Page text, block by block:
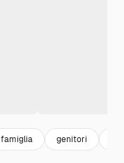
famiglia genitori